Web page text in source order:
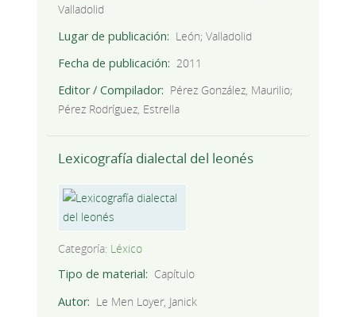
Valladolid
Lugar de publicación
León; Valladolid
Fecha de publicación
2011
Editor / Compilador
Pérez González, Maurilio;
Pérez Rodríguez, Estrella
Lexicografía dialectal del leonés
Categoría: Léxico
Tipo de material
Capítulo
Autor
Le Men Loyer, Janick